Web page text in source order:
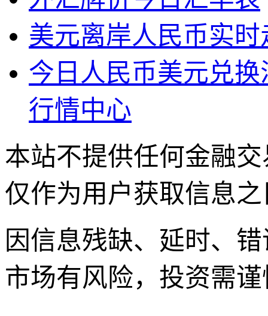
美元离岸人民币实时
今日人民币美元兑
行情中心
本站不提供任何金融
仅作为用户获取信息
因信息残缺、延时、
市场有风险，投资需